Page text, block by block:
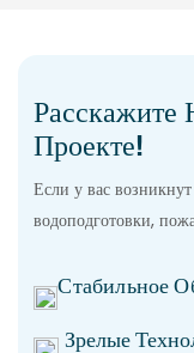
Проекте!
Если у вас
водоподготовки,
Стабильное
Зрелые